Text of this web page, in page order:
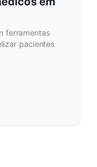
ferramentas
pacientes